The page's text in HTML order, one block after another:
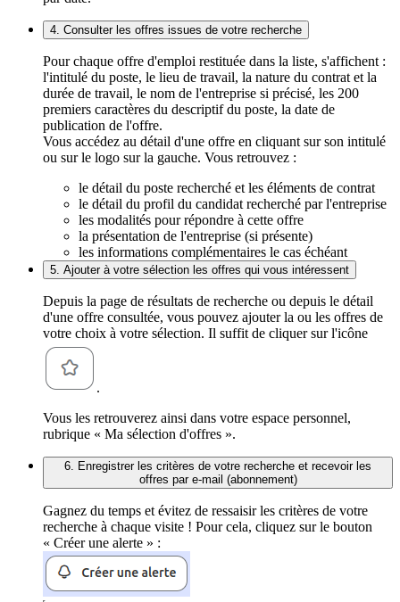
4. Consulter les offres issues de votre recherche
Pour chaque offre d'emploi restituée dans la liste, s'affichent :
l'intitulé du poste, le lieu de travail, la nature du contrat et la
durée de travail, le nom de l'entreprise si précisé, les 200
premiers caractères du descriptif du poste, la date de
publication de l'offre.
Vous accédez au détail d'une offre en cliquant sur son intitulé
ou sur le logo sur la gauche. Vous retrouvez :
le détail du poste recherché et les éléments de contrat
le détail du profil du candidat recherché par l'entreprise
les modalités pour répondre à cette offre
la présentation de l'entreprise (si présente)
les informations complémentaires le cas échéant
5. Ajouter à votre sélection les offres qui vous intéressent
Depuis la page de résultats de recherche ou depuis le détail
d'une offre consultée, vous pouvez ajouter la ou les offres de
votre choix à votre sélection. Il suffit de cliquer sur l'icône
.
Vous les retrouverez ainsi dans votre espace personnel,
rubrique « Ma sélection d'offres ».
6. Enregistrer les critères de votre recherche et recevoir les
offres par e-mail (abonnement)
Gagnez du temps et évitez de ressaisir les critères de votre
recherche à chaque visite ! Pour cela, cliquez sur le bouton
« Créer une alerte » :